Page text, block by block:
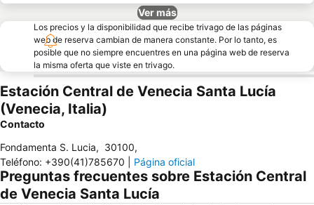
Ver más
Los precios y la disponibilidad que recibe trivago de las páginas
web de reserva cambian de manera constante. Por lo tanto, es
posible que no siempre encuentres en una página web de reserva
la misma oferta que viste en trivago.
Estación Central de Venecia Santa Lucía
(Venecia, Italia)
Contacto
Fondamenta S. Lucia, 30100,
Teléfono: +390(41)785670 Página oficial
Preguntas frecuentes sobre Estación Central
de Venecia Santa Lucía